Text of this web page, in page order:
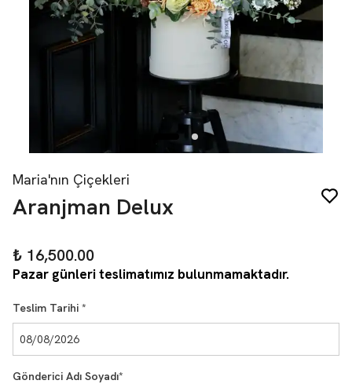
Maria'nın Çiçekleri
Aranjman Delux
₺ 16,500.00
Pazar günleri teslimatımız bulunmamaktadır.
Teslim Tarihi *
Gönderici Adı Soyadı*